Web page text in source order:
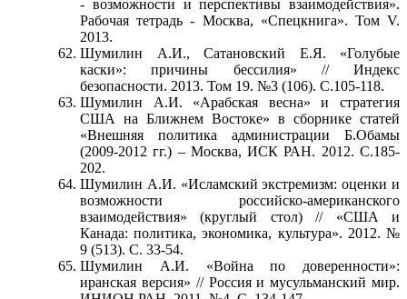
- возможности и перспективы взаимодействия».
Рабочая тетрадь - Москва, «Спецкнига». Том V.
2013.
Шумилин А.И., Сатановский Е.Я. «Голубые
каски»: причины бессилия» // Индекс
безопасности. 2013. Том 19. №3 (106). С.105-118.
Шумилин А.И. «Арабская весна» и стратегия
США на Ближнем Востоке» в сборнике статей
«Внешняя политика администрации Б.Обамы
(2009-2012 гг.) – Москва, ИСК РАН. 2012. С.185-
202.
Шумилин А.И. «Исламский экстремизм: оценки и
возможности российско-американского
взаимодействия» (круглый стол) // «США и
Канада: политика, экономика, культура». 2012. №
9 (513). С. 33-54.
Шумилин А.И. «Война по доверенности»:
иранская версия» // Россия и мусульманский мир.